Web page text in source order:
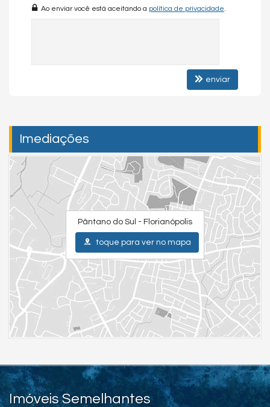
Ao enviar você está aceitando a política de privacidade.
enviar
Imediações
Pântano do Sul - Florianópolis
toque para ver no mapa
Imóveis Semelhantes